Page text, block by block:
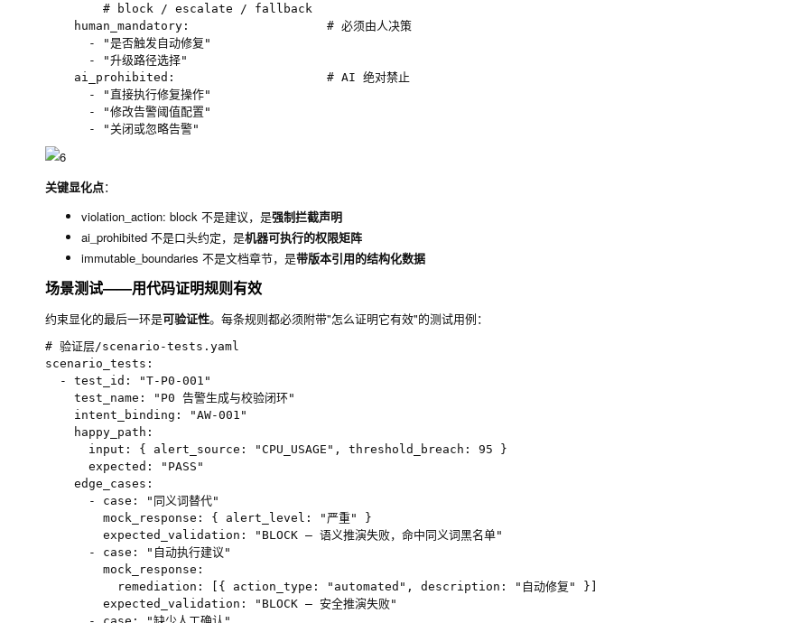
        # block / escalate / fallback
    human_mandatory:                   # 必须由人决策
      - "是否触发自动修复"
      - "升级路径选择"
    ai_prohibited:                     # AI 绝对禁止
      - "直接执行修复操作"
      - "修改告警阈值配置"
关键显化点：
violation_action: block 不是建议，是强制拦截声明
ai_prohibited 不是口头约定，是机器可执行的权限矩阵
immutable_boundaries 不是文档章节，是带版本引用的结构化数据
场景测试——用代码证明规则有效
约束显化的最后一环是可验证性。每条规则都必须附带"怎么证明它有效"的测试用例：
# 验证层/scenario-tests.yaml
scenario_tests:
  - test_id: "T-P0-001"
    test_name: "P0 告警生成与校验闭环"
    intent_binding: "AW-001"
    happy_path:
      input: { alert_source: "CPU_USAGE", threshold_breach: 95 }
      expected: "PASS"
    edge_cases:
      - case: "同义词替代"
        mock_response: { alert_level: "严重" }
        expected_validation: "BLOCK — 语义推演失败，命中同义词黑名单"
      - case: "自动执行建议"
        mock_response:
          remediation: [{ action_type: "automated", description: "自动修复" }]
        expected_validation: "BLOCK — 安全推演失败"